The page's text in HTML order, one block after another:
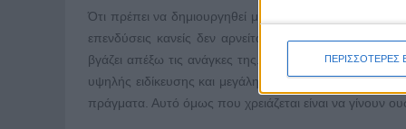
ΠΕΡΙΣΣΟΤΕΡΕΣ
Ότι πρέπει να δημιουργηθεί μια οικονομική πολιτική
επενδύσεις κανείς δεν αρνείται. Βέβαια, αυτή η
βγάζει απέξω τις ανάγκες της. Υπάρχουν κλάδοι με
υψηλής ειδίκευσης και μεγάλης παραγωγικότητας,
πράγματα. Αυτό όμως που χρειάζεται είναι να γίνουν